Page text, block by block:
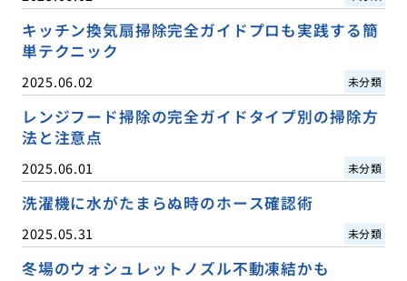
キッチン換気扇掃除完全ガイドプロも実践する簡
単テクニック
2025.06.02 未分類
レンジフード掃除の完全ガイドタイプ別の掃除方
法と注意点
2025.06.01 未分類
洗濯機に水がたまらぬ時のホース確認術
2025.05.31 未分類
冬場のウォシュレットノズル不動凍結かも